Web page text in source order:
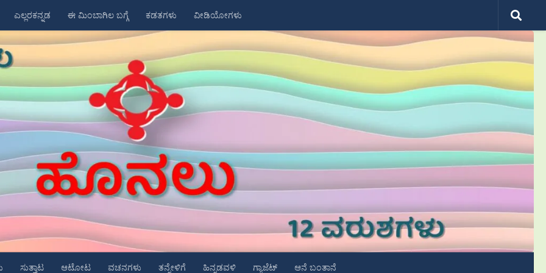
ಎಲ್ಲರಕನ್ನಡ ಈ ಮಿಂಬಾಗಿಲ ಬಗ್ಗೆ ಕಡತಗಳು ವೀಡಿಯೋಗಳು
ಸುತ್ತಾಟ ಆಟೋಟ ವಚನಗಳು ತನ್ನೇಳಿಗೆ ಹಿನ್ನಡವಳಿ ಗ್ಯಾಜೆಟ್ ಆನೆ ಬಂತಾನೆ